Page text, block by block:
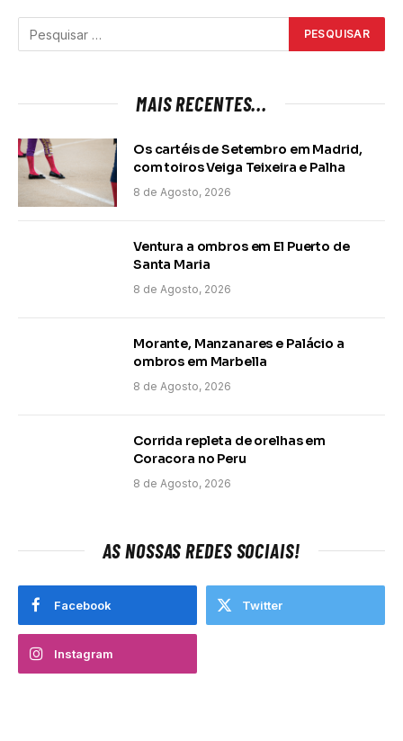
MAIS RECENTES...
Os cartéis de Setembro em Madrid,
com toiros Veiga Teixeira e Palha
8 de Agosto, 2026
Ventura a ombros em El Puerto de
Santa Maria
8 de Agosto, 2026
Morante, Manzanares e Palácio a
ombros em Marbella
8 de Agosto, 2026
Corrida repleta de orelhas em
Coracora no Peru
8 de Agosto, 2026
AS NOSSAS REDES SOCIAIS!
Facebook Twitter
Instagram